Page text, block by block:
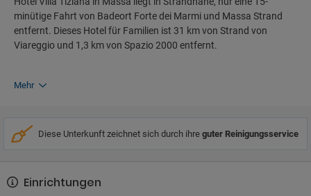
minütige Fahrt von Badeort Forte dei Marmi und Massa Strand
entfernt. Dieses Hotel für Familien ist 31 km von Strand von
Viareggio und 1,3 km von Spazio 2000 entfernt.
Mehr
Diese Unterkunft zeichnet sich durch ihre guter Reinigungsservice
Einrichtungen